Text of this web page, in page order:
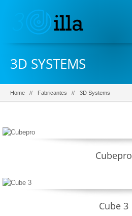
3D SYSTEMS
Home Fabricantes 3D Systems
Cubepro
Cube 3